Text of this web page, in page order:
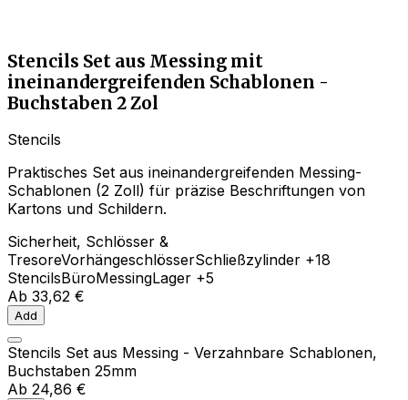
Stencils Set aus Messing mit
ineinandergreifenden Schablonen -
Buchstaben 2 Zol
Stencils
Praktisches Set aus ineinandergreifenden Messing-
Schablonen (2 Zoll) für präzise Beschriftungen von
Kartons und Schildern.
Sicherheit, Schlösser &
TresoreVorhängeschlösserSchließzylinder +18
StencilsBüroMessingLager +5
Ab 33,62 €
Add
Stencils Set aus Messing - Verzahnbare Schablonen,
Buchstaben 25mm
Ab 24,86 €